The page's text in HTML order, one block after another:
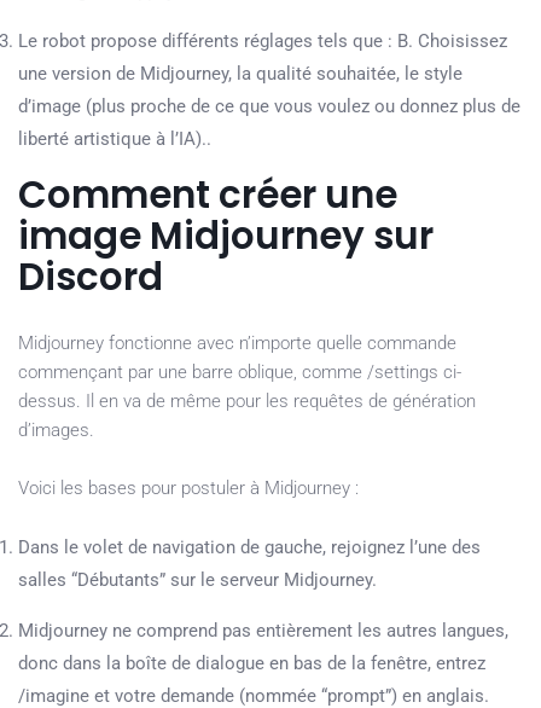
Le robot propose différents réglages tels que : B. Choisissez
une version de Midjourney, la qualité souhaitée, le style
d’image (plus proche de ce que vous voulez ou donnez plus de
liberté artistique à l’IA)..
Comment créer une
image Midjourney sur
Discord
Midjourney fonctionne avec n’importe quelle commande
commençant par une barre oblique, comme /settings ci-
dessus. Il en va de même pour les requêtes de génération
d’images.
Voici les bases pour postuler à Midjourney :
Dans le volet de navigation de gauche, rejoignez l’une des
salles “Débutants” sur le serveur Midjourney.
Midjourney ne comprend pas entièrement les autres langues,
donc dans la boîte de dialogue en bas de la fenêtre, entrez
/imagine et votre demande (nommée “prompt”) en anglais.